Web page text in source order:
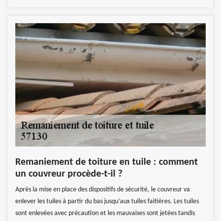
Remaniement de toiture en tuile : comment
un couvreur procède-t-il ?
Après la mise en place des dispositifs de sécurité, le couvreur va
enlever les tuiles à partir du bas jusqu’aux tuiles faitières. Les tuiles
sont enlevées avec précaution et les mauvaises sont jetées tandis